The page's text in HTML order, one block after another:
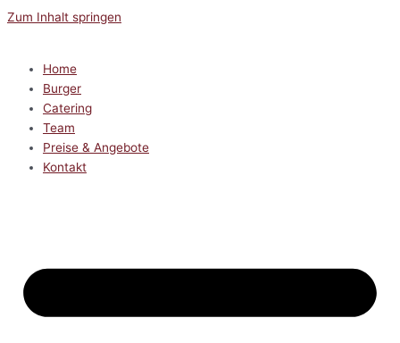
Zum Inhalt springen
Home
Burger
Catering
Team
Preise & Angebote
Kontakt